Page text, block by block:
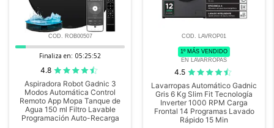
COD. ROB00507
Finaliza en: 05:25:51
4.8
Aspiradora Robot Gadnic 3
Modos Automática Control
Remoto App Mopa Tanque de
Agua 150 ml Filtro Lavable
Programación Auto-Recarga
COD. LAVROP01
1º MÁS VENDIDO
EN LAVARROPAS
4.5
Lavarropas Automático Gadnic
Gris 6 Kg Slim Fit Tecnología
Inverter 1000 RPM Carga
Frontal 14 Programas Lavado
Rápido 15 Min